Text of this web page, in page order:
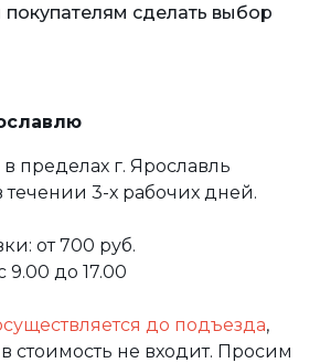
сделать выбор
в пределах г. Ярославль
течении 3-х рабочих дней.
от 700 руб.
9.00 до 17.00
до подъезда,
в стоимость не входит. Просим